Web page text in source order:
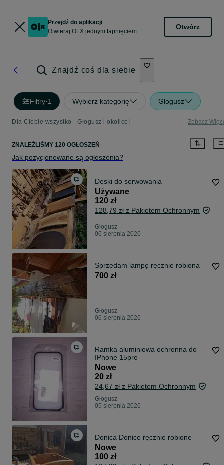
Przejdź do aplikacji
Otwieraj OLX jednym tapnięciem
Otwórz
Znajdź coś dla siebie
Filtry·1 Wybierz kategorię Głogusz
Dla Ciebie wszystko - Głogusz i okolice! Zobacz
ZNALEŹLIŚMY 120 OGŁOSZEŃ
Jak pozycjonowane są ogłoszenia?
Deski do serwowania
Używane
120 zł
128,79 zł z Pakietem Ochronnym
Głogusz
06 sierpnia 2026
Sprzedam lampę ręcznie robiona
700 zł
Głogusz
06 sierpnia 2026
Ramka aluminiowa ochronna do
IPhone 15pro
Nowe
20 zł
24,67 zł z Pakietem Ochronnym
Głogusz
05 sierpnia 2026
Donica Donice ręcznie robione
Nowe
100 zł